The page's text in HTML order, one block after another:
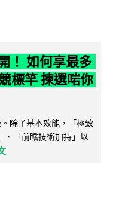
！ 如何享最多
標竿 揀選啱你
除了基本效能，「極致
、「前瞻技術加持」以